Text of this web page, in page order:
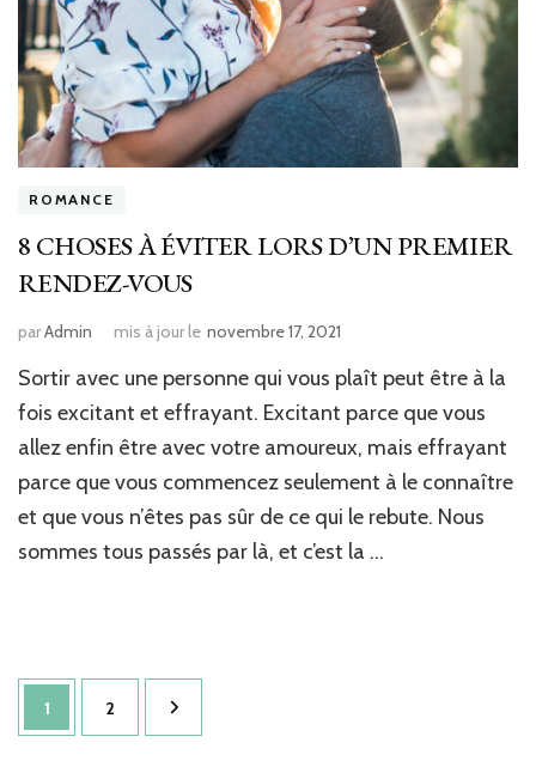
ROMANCE
8 CHOSES À ÉVITER LORS D’UN PREMIER
RENDEZ-VOUS
parAdmin mis à jour le novembre 17, 2021
Sortir avec une personne qui vous plaît peut être à la
fois excitant et effrayant. Excitant parce que vous
allez enfin être avec votre amoureux, mais effrayant
parce que vous commencez seulement à le connaître
et que vous n’êtes pas sûr de ce qui le rebute. Nous
sommes tous passés par là, et c’est la …
Pagination
des
Page
1 Page
2